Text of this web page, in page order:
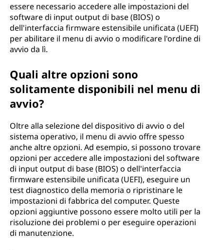
essere necessario accedere alle impostazioni del
software di input output di base (BIOS) o
dell'interfaccia firmware estensibile unificata (UEFI)
per abilitare il menu di avvio o modificare l'ordine di
avvio da lì.
Quali altre opzioni sono
solitamente disponibili nel menu di
avvio?
Oltre alla selezione del dispositivo di avvio o del
sistema operativo, il menu di avvio offre spesso
anche altre opzioni. Ad esempio, si possono trovare
opzioni per accedere alle impostazioni del software
di input output di base (BIOS) o dell'interfaccia
firmware estensibile unificata (UEFI), eseguire un
test diagnostico della memoria o ripristinare le
impostazioni di fabbrica del computer. Queste
opzioni aggiuntive possono essere molto utili per la
risoluzione dei problemi o per eseguire operazioni
di manutenzione.